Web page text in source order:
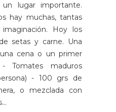
lugar importante.
hay muchas, tantas
Hoy los
setas y carne. Una
cena o un primer
Tomates maduros
- 100 grs de
o mezclada con